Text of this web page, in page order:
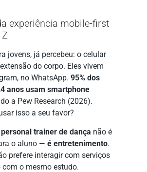
experiência mobile-first
jovens, já percebeu: o celular
do corpo. Eles vivem
no WhatsApp. 95% dos
anos usam smartphone
a Pew Research (2026).
isso a seu favor?
trainer de dança não é
o aluno — é entretenimento.
prefere interagir com serviços
o mesmo estudo.